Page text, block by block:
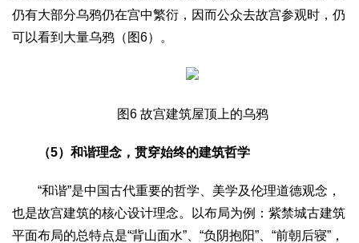
仍有大部分乌鸦仍在宫中繁衍，因而公众去故宫参观时，仍
可以看到大量乌鸦（图6）。
图6 故宫建筑屋顶上的乌鸦
（5）和谐理念，贯穿始终的建筑哲学
“和谐”是中国古代重要的哲学、美学及伦理道德观念，
也是故宫建筑的核心设计理念。以布局为例：紫禁城古建筑
平面布局的总特点是“背山面水”、“负阴抱阳”、“前朝后寝”，